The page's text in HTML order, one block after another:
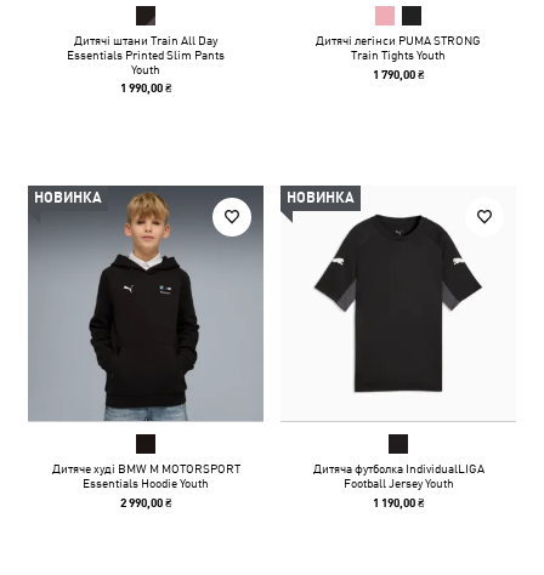
Дитячі штани Train All Day
Essentials Printed Slim Pants
Youth
1 990,00 ₴
Дитячі легінси PUMA STRONG
Train Tights Youth
1 790,00 ₴
НОВИНКА
Дитяче худі BMW M MOTORSPORT
Essentials Hoodie Youth
2 990,00 ₴
НОВИНКА
Дитяча футболка IndividualLIGA
Football Jersey Youth
1 190,00 ₴